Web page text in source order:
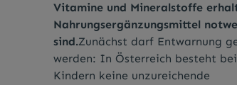
Vitamine und Mineralstoffe
Nahrungsergänzungsmittel
sind.Zunächst darf Entwarnung
werden: In Österreich besteht
Kindern keine unzureichende